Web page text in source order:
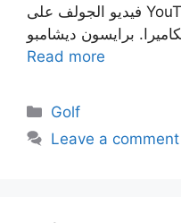
فيديو الجولف على YouTube ويحسب الإعاقة التي
Read more
Categories
Golf
Leave a comment